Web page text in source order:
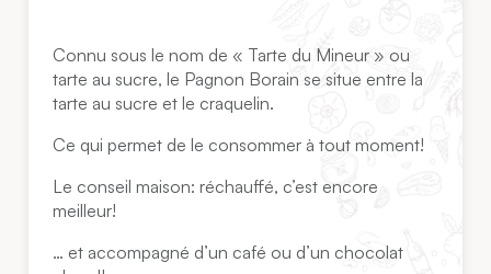
Connu sous le nom de « Tarte du Mineur » ou
tarte au sucre, le Pagnon Borain se situe entre la
tarte au sucre et le craquelin.
Ce qui permet de le consommer à tout moment!
Le conseil maison: réchauffé, c’est encore
meilleur!
… et accompagné d’un café ou d’un chocolat